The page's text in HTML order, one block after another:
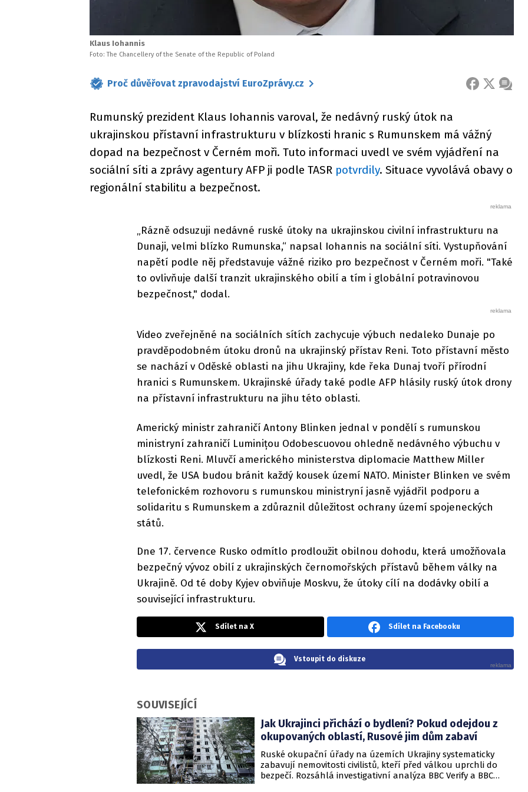
Klaus Iohannis
Foto: The Chancellery of the Senate of the Republic of Poland
Proč důvěřovat zpravodajství EuroZprávy.cz FACEBOOK
X
Rumunský prezident Klaus Iohannis varoval, že nedávný ruský útok na
ukrajinskou přístavní infrastrukturu v blízkosti hranic s Rumunskem má vážný
dopad na bezpečnost v Černém moři. Tuto informaci uvedl ve svém vyjádření na
sociální síti a zprávy agentury AFP ji podle TASR potvrdily. Situace vyvolává obavy o
regionální stabilitu a bezpečnost.
„Rázně odsuzuji nedávné ruské útoky na ukrajinskou civilní infrastrukturu na
Dunaji, velmi blízko Rumunska,“ napsal Iohannis na sociální síti. Vystupňování
napětí podle něj představuje vážné riziko pro bezpečnost v Černém moři. "Také
to ovlivňuje další tranzit ukrajinského obilí a tím i globální potravinovou
bezpečnost," dodal.
Video zveřejněné na sociálních sítích zachycuje výbuch nedaleko Dunaje po
pravděpodobném útoku dronů na ukrajinský přístav Reni. Toto přístavní město
se nachází v Oděské oblasti na jihu Ukrajiny, kde řeka Dunaj tvoří přírodní
hranici s Rumunskem. Ukrajinské úřady také podle AFP hlásily ruský útok drony
na přístavní infrastrukturu na jihu této oblasti.
Americký ministr zahraničí Antony Blinken jednal v pondělí s rumunskou
ministryní zahraničí Luminițou Odobescuovou ohledně nedávného výbuchu v
blízkosti Reni. Mluvčí amerického ministerstva diplomacie Matthew Miller
uvedl, že USA budou bránit každý kousek území NATO. Minister Blinken ve svém
telefonickém rozhovoru s rumunskou ministryní jasně vyjádřil podporu a
solidaritu s Rumunskem a zdůraznil důležitost ochrany území spojeneckých
států.
Dne 17. července Rusko odmítlo prodloužit obilnou dohodu, která umožňovala
bezpečný vývoz obilí z ukrajinských černomořských přístavů během války na
Ukrajině. Od té doby Kyjev obviňuje Moskvu, že útoky cílí na dodávky obilí a
související infrastrukturu.
Sdílet na X Sdílet na Facebooku
Vstoupit do diskuze
SOUVISEJÍCÍ
Jak Ukrajinci přichází o bydlení? Pokud odejdou z
okupovaných oblastí, Rusové jim dům zabaví
Ruské okupační úřady na územích Ukrajiny systematicky
zabavují nemovitosti civilistů, kteří před válkou uprchli do
bezpečí. Rozsáhlá investigativní analýza BBC Verify a BBC